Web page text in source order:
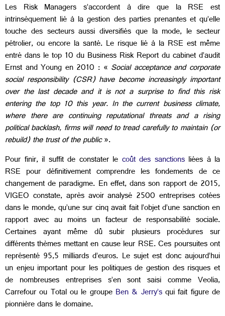
Les Risk Managers s’accordent à dire que la RSE est
intrinsèquement lié à la gestion des parties prenantes et qu’elle
touche des secteurs aussi diversifiés que la mode, le secteur
pétrolier, ou encore la santé. Le risque lié à la RSE est même
entré dans le top 10 du Business Risk Report du cabinet d’audit
Ernst and Young en 2010 : « Social acceptance and corporate
social responsibility (CSR) have become increasingly important
over the last decade and it is not a surprise to find this risk
entering the top 10 this year. In the current business climate,
where there are continuing reputational threats and a rising
political backlash, firms will need to tread carefully to maintain (or
rebuild) the trust of the public».
Pour finir, il suffit de constater le coût des sanctionsliées à la
RSE pour définitivement comprendre les fondements de ce
changement de paradigme. En effet, dans son rapport de 2015,
VIGEO constate, après avoir analysé 2500 entreprises cotées
dans le monde, qu’une sur cinq avait fait l’objet d’une sanction en
rapport avec au moins un facteur de responsabilité sociale.
Certaines ayant même dû subir plusieurs procédures sur
différents thèmes mettant en cause leur RSE. Ces poursuites ont
représenté 95,5 milliards d’euros. Le sujet est donc aujourd’hui
un enjeu important pour les politiques de gestion des risques et
de nombreuses entreprises s’en sont saisi comme Veolia,
Carrefour ou Total ou le groupe Ben & Jerry’squi fait figure de
pionnière dans le domaine.